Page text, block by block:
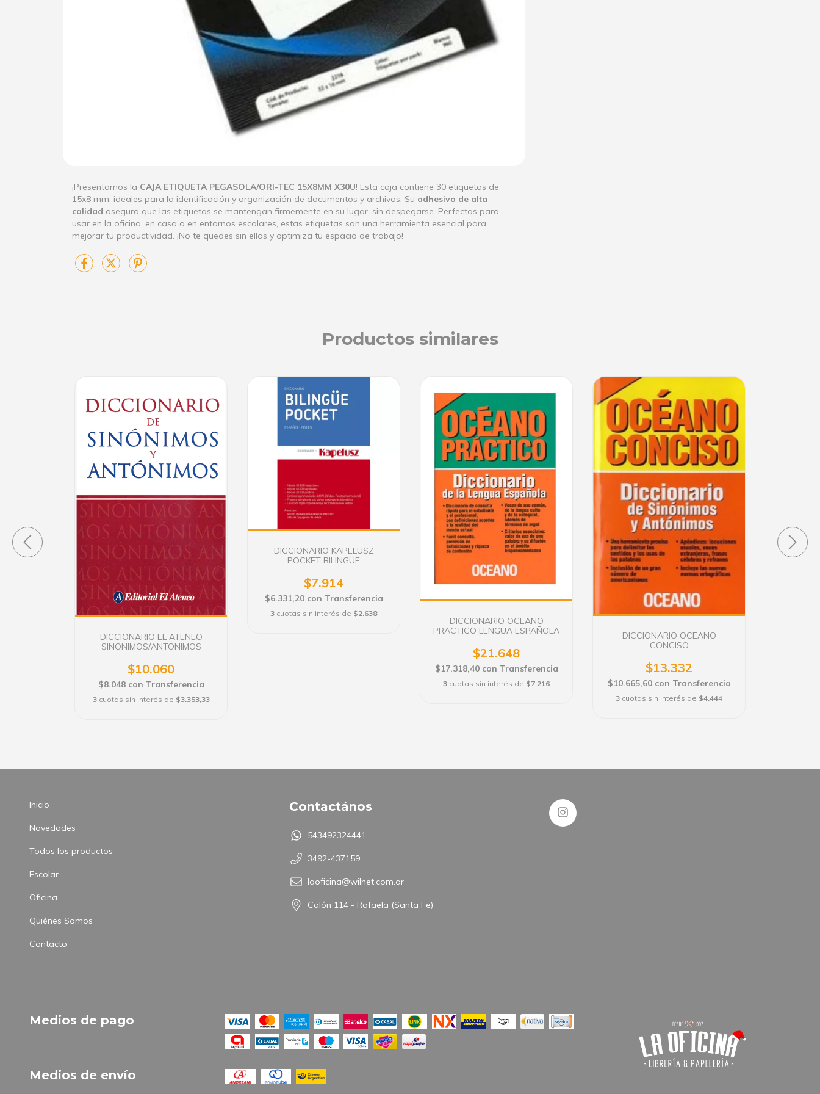
¡Presentamos la CAJA ETIQUETA PEGASOLA/ORI-TEC 15X8MM X30U! Esta caja contiene 30 etiquetas de
15x8 mm, ideales para la identificación y organización de documentos y archivos. Su adhesivo de alta
calidad asegura que las etiquetas se mantengan firmemente en su lugar, sin despegarse. Perfectas para
usar en la oficina, en casa o en entornos escolares, estas etiquetas son una herramienta esencial para
mejorar tu productividad. ¡No te quedes sin ellas y optimiza tu espacio de trabajo!
Productos similares
DICCIONARIO EL ATENEO
SINONIMOS/ANTONIMOS
$10.060
$8.048 con Transferencia
3 cuotas sin interés de $3.353,33
DICCIONARIO KAPELUSZ
POCKET BILINGÜE
$7.914
$6.331,20 con Transferencia
3 cuotas sin interés de $2.638
DICCIONARIO OCEANO
PRACTICO LENGUA ESPAÑOLA
$21.648
$17.318,40 con Transferencia
3 cuotas sin interés de $7.216
DICCIONARIO OCEANO
CONCISO
$13.332
$10.665,60 con Transferencia
3 cuotas sin interés de $4.444
Inicio
Novedades
Todos los productos
Escolar
Oficina
Quiénes Somos
Contacto
Contactános
543492324441
3492-437159
laoficina@wilnet.com.ar
Colón 114 - Rafaela (Santa Fe)
Medios de pago
Medios de envío